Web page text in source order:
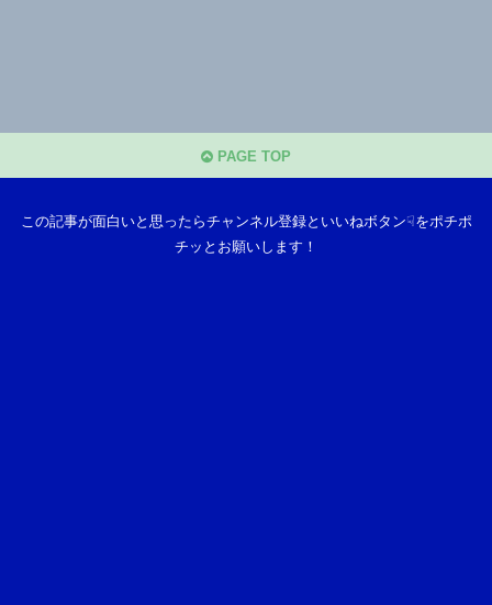
PAGE TOP
この記事が面白いと思ったらチャンネル登録といいねボタン☟をポチポ
チッとお願いします！